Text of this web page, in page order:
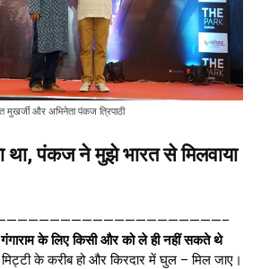
मुखर्जी और अभिनेता पंकज त्रिपाठी
था, पंकज ने मुझे भारत से मिलवाया
के लिए किसी और को ले ही नहीं सकते थे
मिट्टी के करीब हो और किरदार में घुल – मिल जाए।